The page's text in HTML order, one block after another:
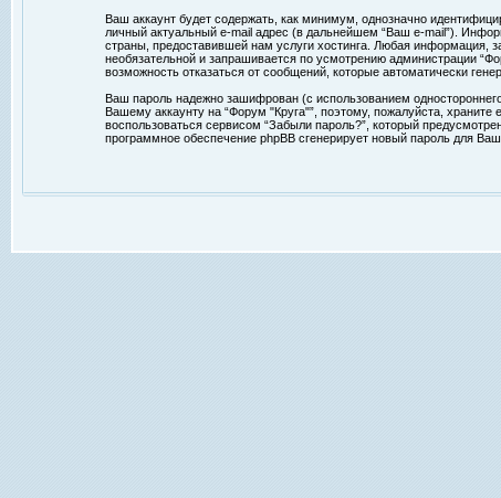
Ваш аккаунт будет содержать, как минимум, однозначно
личный актуальный e-mail адрес (в дальнейшем “Ваш e-mail”).
страны, предоставившей нам услуги хостинга. Любая информация,
необязательной и запрашивается по усмотрению администрации
возможность отказаться от сообщений, которые автоматически
Ваш пароль надежно зашифрован (с использованием
Вашему аккаунту на “Форум "Круга"”, поэтому, пожалуйста, храните
воспользоваться сервисом “Забыли пароль?”, который
программное обеспечение phpBB сгенерирует новый пароль для